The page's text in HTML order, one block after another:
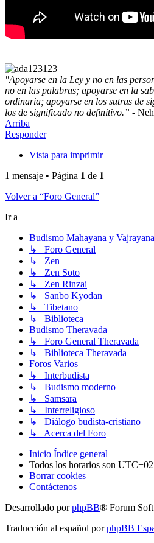
"Apoyarse en la Ley y no en las
no en las palabras; apoyarse en la
ordinaria; apoyarse en los sutras de
los de significado no definitivo.” -
Arriba
Responder
Vista para imprimir
1 mensaje • Página 1 de 1
Volver a “Foro General”
Ir a
Budismo Mahayana y Vajrayana
↳ Foro General
↳ Zen
↳ Zen Soto
↳ Zen Rinzai
↳ Sanbo Kyodan
↳ Tibetano
↳ Biblioteca
Budismo Theravada
↳ Foro General Theravada
↳ Biblioteca Theravada
Foros Varios
↳ Interbudista
↳ Budismo moderno
↳ Samsara
↳ Interreligioso
↳ Diálogo budista-cristiano
↳ Acerca del Foro
Inicio Índice general
Todos los horarios son
Borrar cookies
Contáctenos
Desarrollado porphpBB® Forum
Traducción al español porphpBB